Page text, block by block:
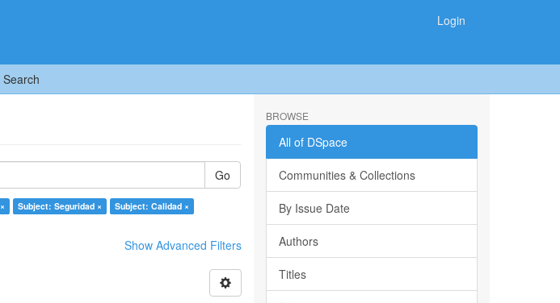
Login
Search
Go
Subject: Seguridad ×
Subject: Calidad ×
Show Advanced Filters
BROWSE
All of DSpace
Communities & Collections
By Issue Date
Authors
Titles